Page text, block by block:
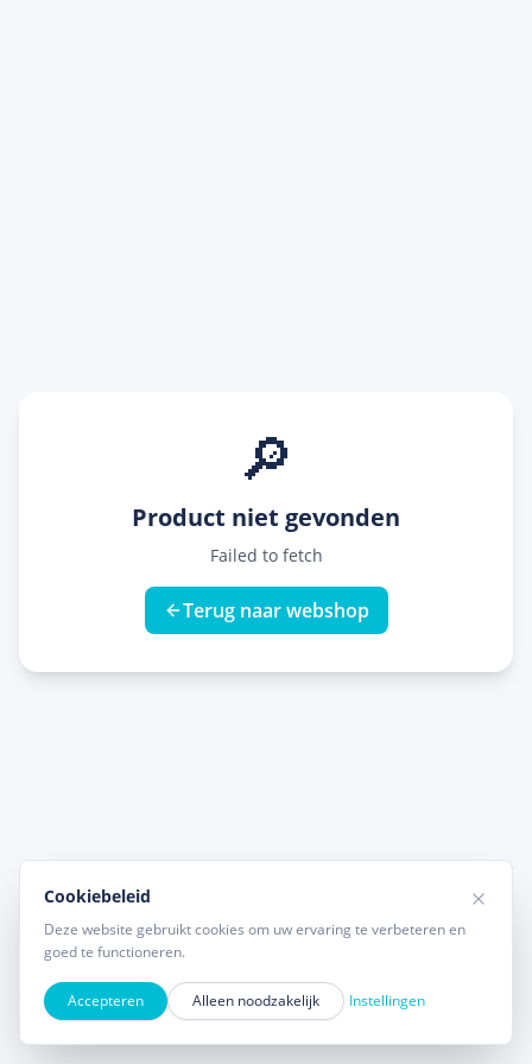
🔎
Product niet gevonden
Failed to fetch
Terug naar webshop
Cookiebeleid
Deze website gebruikt cookies om uw ervaring te verbeteren en
goed te functioneren.
Accepteren Alleen noodzakelijk Instellingen